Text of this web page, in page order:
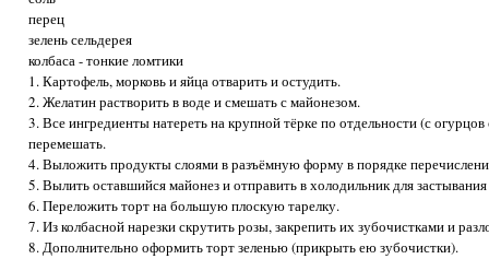
перец
зелень сельдерея
колбаса - тонкие ломтики
1. Картофель, морковь и яйца отварить и остудить.
2. Желатин растворить в воде и смешать с майонезом.
3. Все ингредиенты натереть на крупной тёрке по отдельности (с
перемешать.
4. Выложить продукты слоями в разъёмную форму в порядке
5. Вылить оставшийся майонез и отправить в холодильник для
6. Переложить торт на большую плоскую тарелку.
7. Из колбасной нарезки скрутить розы, закрепить их зубочистками и
8. Дополнительно оформить торт зеленью (прикрыть ею зубочистки).